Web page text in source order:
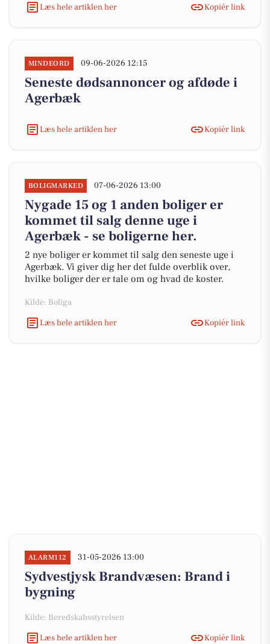
Læs hele artiklen her
Kopiér link
MINDEORD 09-06-2026 12:15
Seneste dødsannoncer og afdøde i
Agerbæk
Læs hele artiklen her Kopiér link
BOLIGMARKED 07-06-2026 13:00
Nygade 15 og 1 anden boliger er
kommet til salg denne uge i
Agerbæk - se boligerne her.
2 nye boliger er kommet til salg den seneste uge i
Agerbæk. Vi giver dig her det fulde overblik over,
hvilke boliger der er tale om og hvad de koster.
Kilde: Boliga
Læs hele artiklen her
Kopiér link
ALARM112 31-05-2026 13:00
Sydvestjysk Brandvæsen: Brand i
bygning
Kilde: Beredskabsstyrelsen
Læs hele artiklen her
Kopiér link